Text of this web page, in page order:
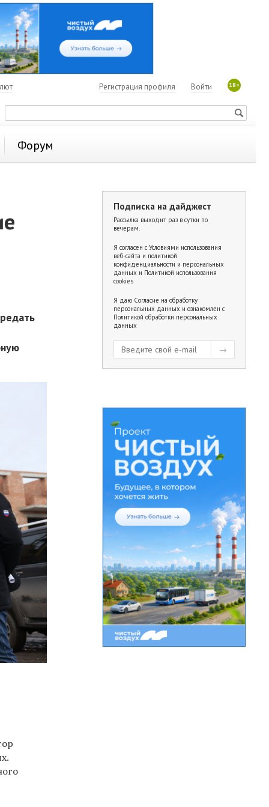
18+
Войти
Регистрация профиля
Форум
Подписка на дайджест
Рассылка выходит раз в сутки по
вечерам.
Я согласен с Условиями использования
веб-сайта и политикой
конфиденциальности и персональных
данных и Политикой использования
cookies
Я даю Согласие на обработку
персональных данных и ознакомлен с
Политикой обработки персональных
данных